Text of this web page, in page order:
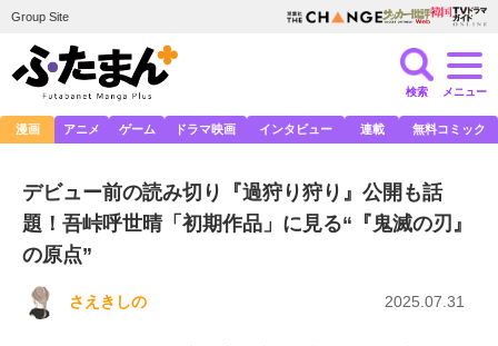
Group Site
検索 メニュー
漫画 アニメ ゲーム ドラマ映画 インタビュー 連載 無料コミック
デビュー前の読み切り『過狩り狩り』公開も話
題！吾峠呼世晴「初期作品」に見る“『鬼滅の刃』
の原点”
さえきしの 2025.07.31